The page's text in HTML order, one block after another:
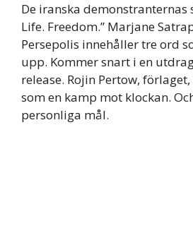
De iranska demonstranternas
Life. Freedom.” Marjane
Persepolis innehåller tre ord
upp. Kommer snart i en
release. Rojin Pertow,
som en kamp mot klockan.
personliga mål.